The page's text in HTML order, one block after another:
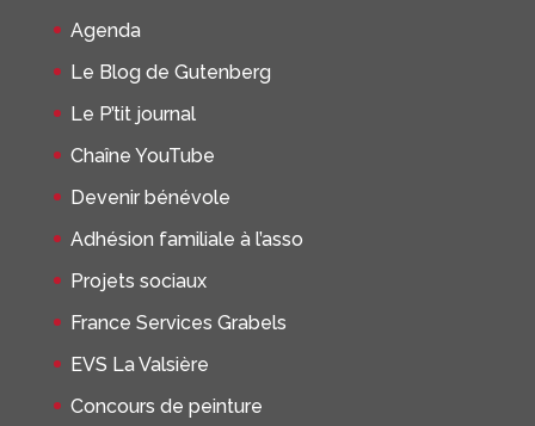
Agenda
Le Blog de Gutenberg
Le P’tit journal
Chaîne YouTube
Devenir bénévole
Adhésion familiale à l’asso
Projets sociaux
France Services Grabels
EVS La Valsière
Concours de peinture